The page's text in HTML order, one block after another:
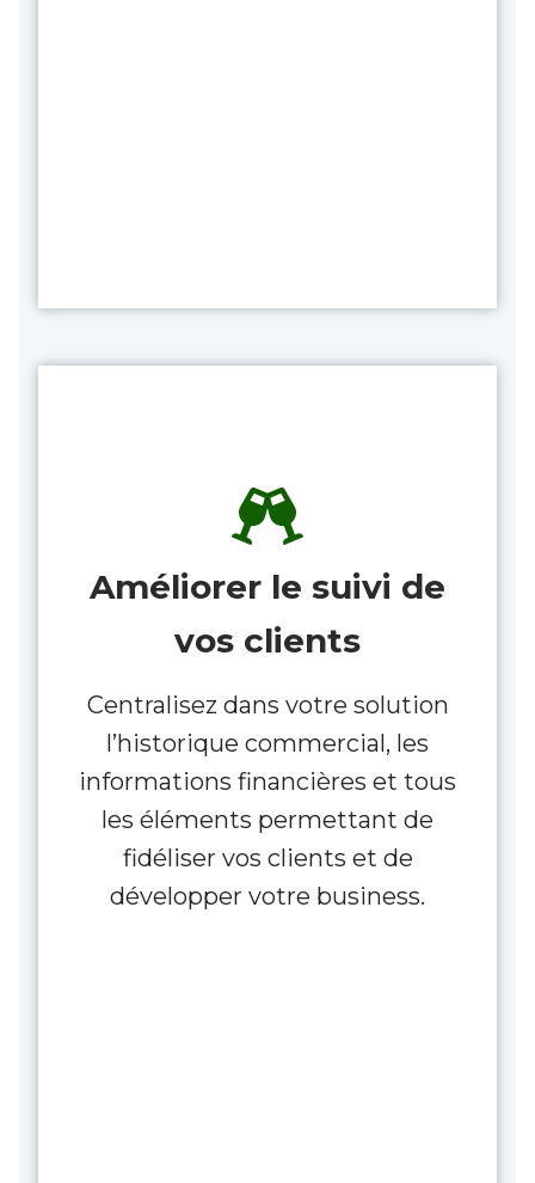
Améliorer le suivi de
vos clients
Centralisez dans votre solution
l’historique commercial, les
informations financières et tous
les éléments permettant de
fidéliser vos clients et de
développer votre business.